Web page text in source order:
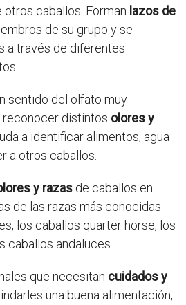
caballos. Forman lazos de
de su grupo y se
a través de diferentes
sentido del olfato muy
reconocer distintos olores y
a identificar alimentos, agua
a otros caballos.
y razas de caballos en
de las razas más conocidas
los caballos quarter horse, los
caballos andaluces.
que necesitan cuidados y
una buena alimentación,